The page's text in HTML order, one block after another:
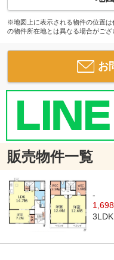
※地図上に表示される物件の位置
の物件所在地とは異なる場合がござ
お
販売物件一覧
-